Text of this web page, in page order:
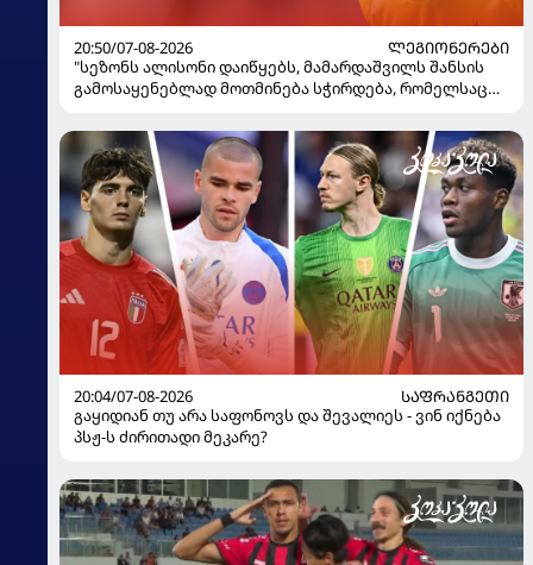
20:50/07-08-2026
ᲚᲔᲒᲘᲝᲜᲔᲠᲔᲑᲘ
"სეზონს ალისონი დაიწყებს, მამარდაშვილს შანსის
გამოსაყენებლად მოთმინება სჭირდება, რომელსაც
ყოფილმა მეკარემ
20:04/07-08-2026
ᲡᲐᲤᲠᲐᲜᲒᲔᲗᲘ
გაყიდიან თუ არა საფონოვს და შევალიეს - ვინ იქნება
პსჟ-ს ძირითადი მეკარე?